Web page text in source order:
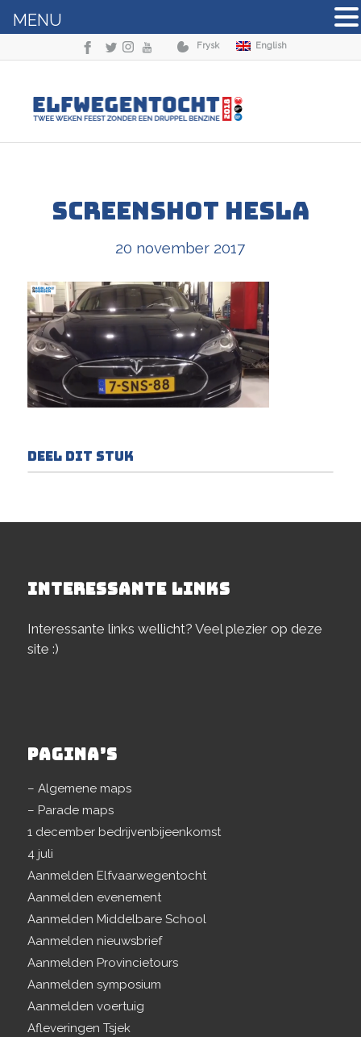
Frysk English
Screenshot Hesla
20 november 2017
Deel dit stuk
INTERESSANTE LINKS
Interessante links wellicht? Veel plezier op deze
site :)
PAGINA’S
– Algemene maps
– Parade maps
1 december bedrijvenbijeenkomst
4 juli
Aanmelden Elfvaarwegentocht
Aanmelden evenement
Aanmelden Middelbare School
Aanmelden nieuwsbrief
Aanmelden Provincietours
Aanmelden symposium
Aanmelden voertuig
Afleveringen Tsjek
MENU